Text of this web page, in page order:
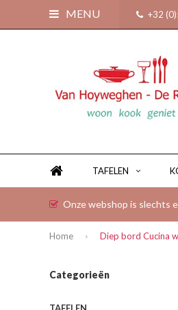
MENU +32
TAFELEN
Onze webshop is slechts
Home Diep bord Cucina
Categorieën
TAFELEN